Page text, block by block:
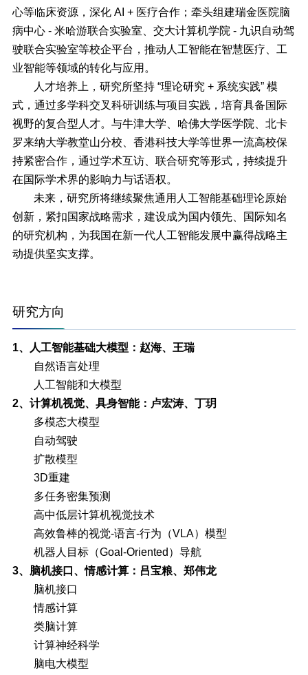
心等临床资源，深化 AI + 医疗合作；牵头组建瑞金医院脑
病中心 - 米哈游联合实验室、交大计算机学院 - 九识自动驾
驶联合实验室等校企平台，推动人工智能在智慧医疗、工
业智能等领域的转化与应用。
人才培养上，研究所坚持 “理论研究 + 系统实践” 模
式，通过多学科交叉科研训练与项目实践，培育具备国际
视野的复合型人才。与牛津大学、哈佛大学医学院、北卡
罗来纳大学教堂山分校、香港科技大学等世界一流高校保
持紧密合作，通过学术互访、联合研究等形式，持续提升
在国际学术界的影响力与话语权。
未来，研究所将继续聚焦通用人工智能基础理论原始
创新，紧扣国家战略需求，建设成为国内领先、国际知名
的研究机构，为我国在新一代人工智能发展中赢得战略主
动提供坚实支撑。
研究方向
1、人工智能基础大模型：赵海、王瑞
自然语言处理
人工智能和大模型
2、计算机视觉、具身智能：卢宏涛、丁玥
多模态大模型
自动驾驶
扩散模型
3D重建
多任务密集预测
高中低层计算机视觉技术
高效鲁棒的视觉-语言-行为（VLA）模型
机器人目标（Goal-Oriented）导航
3、脑机接口、情感计算：吕宝粮、郑伟龙
脑机接口
情感计算
类脑计算
计算神经科学
脑电大模型